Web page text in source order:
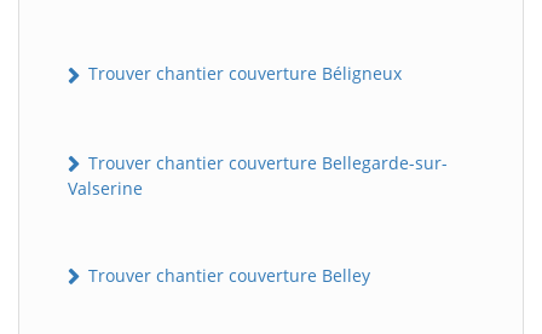
Trouver chantier couverture Béligneux
Trouver chantier couverture Bellegarde-sur-
Valserine
Trouver chantier couverture Belley